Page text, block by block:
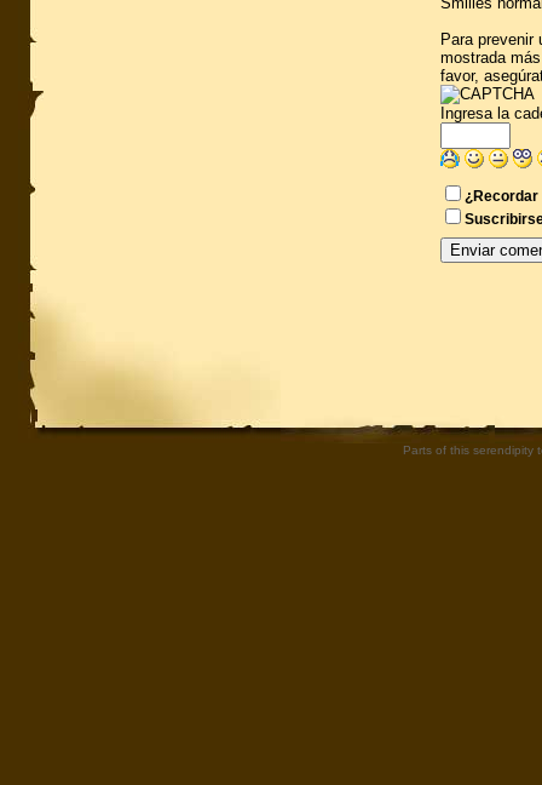
Para prevenir
mostrada
favor,
Ingresa la
¿Recordar
Parts of this serendipity